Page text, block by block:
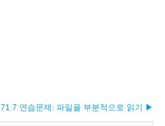
71.7 연습문제: 파일을 부분적으로 읽기 ▶︎